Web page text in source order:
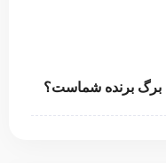
برگ برنده شماست؟